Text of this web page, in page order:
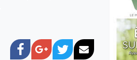
Facebook
Google+
TwitterCourriel